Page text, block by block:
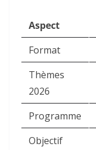
Aspect
Format
Thèmes
2026
Programme
Objectif